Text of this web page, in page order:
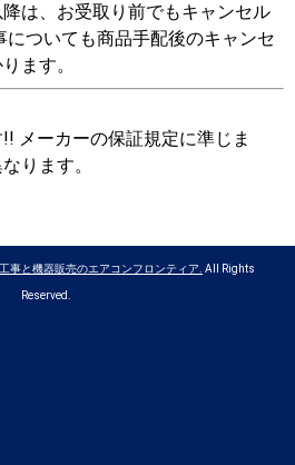
は、お受取り前でもキャンセル
についても商品手配後のキャンセ
ます。
メーカーの保証規定に準じま
ります。
事と機器販売のエアコンフロンティア. All Rights
Reserved.